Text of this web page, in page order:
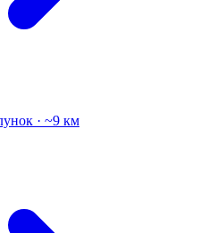
· ~9 км